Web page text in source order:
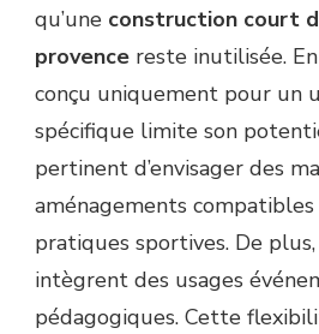
qu’une construction court
provence reste inutilisée.
conçu uniquement pour un
spécifique limite son
pertinent d’envisager des
aménagements compatibles
pratiques sportives. De
intègrent des usages
pédagogiques. Cette